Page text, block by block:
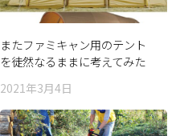
またファミキャン用のテント
を徒然なるままに考えてみた
2021年3月4日